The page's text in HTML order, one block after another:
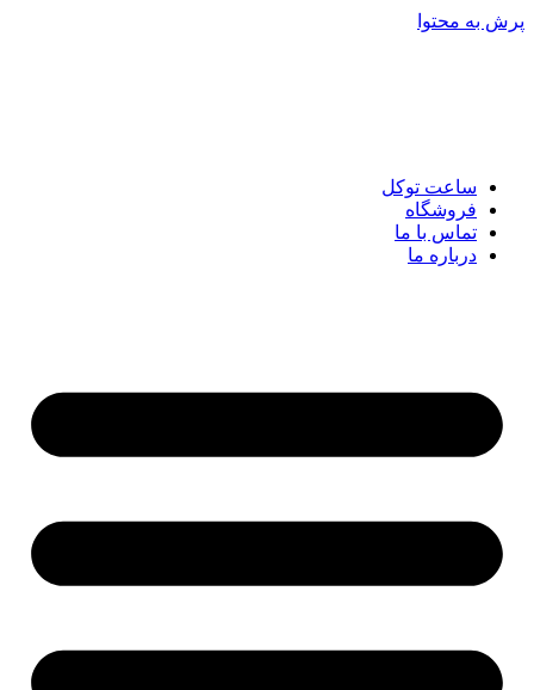
پرش به محتوا
ساعت توکل
فروشگاه
تماس با ما
درباره ما